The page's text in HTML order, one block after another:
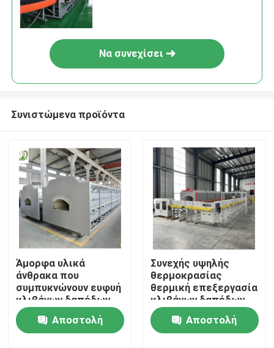
Σπίτι
Προϊόντα
Να συνεχίσει
Συνιστώμενα προϊόντα
Άμορφα υλικά
άνθρακα που
συμπυκνώνουν ευφυή
κλιβάνων δαπέδων
τζακιού κυλίνδρων
ατμόσφαιρας αέρα
αυτόματο πλήρως
Αποστολή
Συνεχής υψηλής
θερμοκρασίας
θερμική επεξεργασία
κλιβάνων δαπέδων
τζακιού κυλίνδρων
για Debinding και τη
συμπύκνωση της
Αποστολή